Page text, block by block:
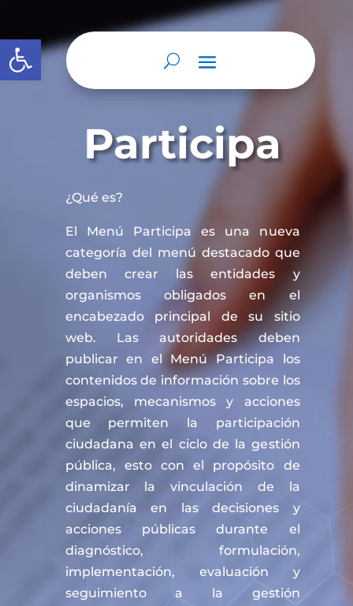
Abrir barra de herramientas
Participa
¿Qué es?
El Menú Participa es una nueva
categoría del menú destacado que
deben crear las entidades y
organismos obligados en el
encabezado principal de su sitio
web. Las autoridades deben
publicar en el Menú Participa los
contenidos de información sobre los
espacios, mecanismos y acciones
que permiten la participación
ciudadana en el ciclo de la gestión
pública, esto con el propósito de
dinamizar la vinculación de la
ciudadanía en las decisiones y
acciones públicas durante el
diagnóstico, formulación,
implementación, evaluación y
seguimiento a la gestión